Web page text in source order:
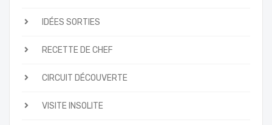
IDÉES SORTIES
RECETTE DE CHEF
CIRCUIT DÉCOUVERTE
VISITE INSOLITE